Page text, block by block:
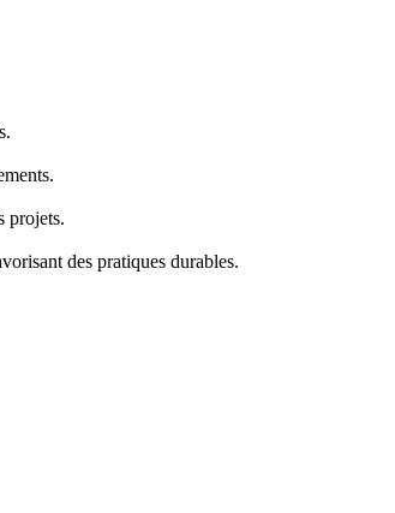
projets.
des pratiques durables.